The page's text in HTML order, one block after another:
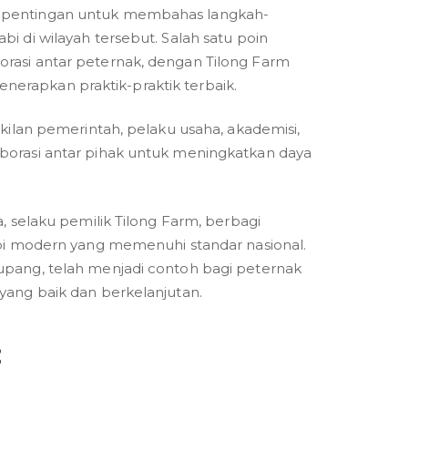
untuk membahas langkah-
di wilayah tersebut. Salah satu poin
antar peternak, dengan Tilong Farm
praktik-praktik terbaik.
pemerintah, pelaku usaha, akademisi,
antar pihak untuk meningkatkan daya
selaku pemilik Tilong Farm, berbagi
yang memenuhi standar nasional.
telah menjadi contoh bagi peternak
baik dan berkelanjutan.